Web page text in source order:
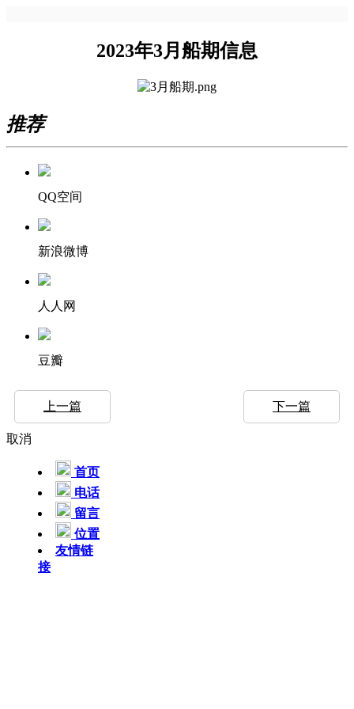
2023年3月船期信息
推荐
QQ空间
新浪微博
人人网
豆瓣
上一篇 下一篇
取消
首页
电话
留言
位置
友情链
接